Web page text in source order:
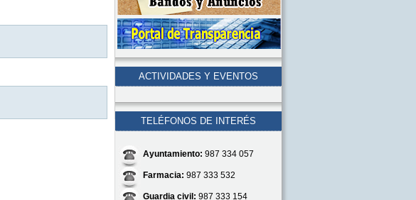
ACTIVIDADES Y EVENTOS
TELÉFONOS DE INTERÉS
Ayuntamiento: 987 334 057
Farmacia: 987 333 532
Guardia civil: 987 333 154